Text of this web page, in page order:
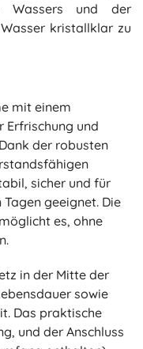
Wassers und der
kristallklar zu
mit einem
Erfrischung und
der robusten
sicher und für
geeignet. Die
es, ohne
in der Mitte der
sowie
Das praktische
und der Anschluss